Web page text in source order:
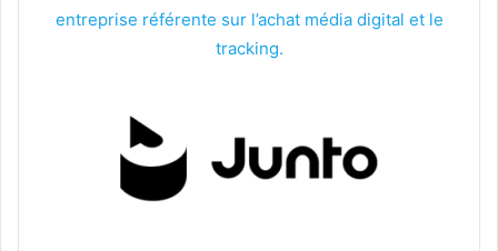
entreprise référente sur l’achat média digital et le
tracking.